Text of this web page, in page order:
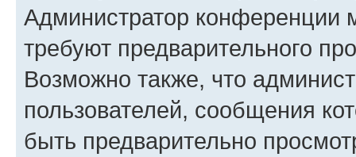
Администратор конференции
требуют предварительного
Возможно также, что
пользователей, сообщения
быть предварительно